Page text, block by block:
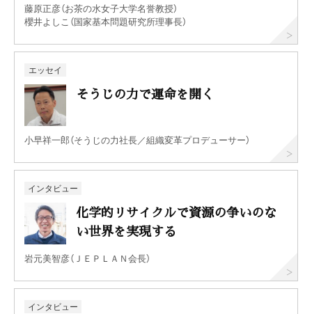
藤原正彦（お茶の水女子大学名誉教授）
櫻井よしこ（国家基本問題研究所理事長）
エッセイ
そうじの力で運命を開く
小早祥一郎（そうじの力社長／組織変革プロデューサー）
インタビュー
化学的リサイクルで資源の争いのな
い世界を実現する
岩元美智彦（ＪＥＰＬＡＮ会長）
インタビュー